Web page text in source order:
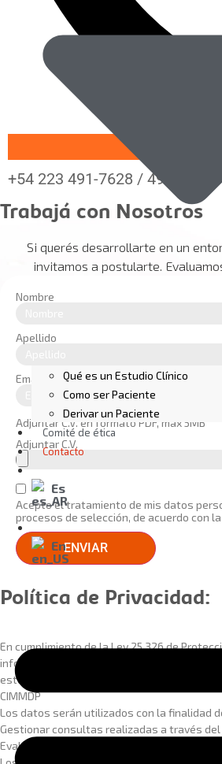
Qué es un Estudio Clínico
Como ser Paciente
Derivar un Paciente
Comité de ética
Contacto
+54 223 491-7628 / 495-6654
Trabajá con Nosotros
Si querés desarrollarte en un
invitamos a postularte.
Nombre
Apellido
Email
Adjuntar C.V. en formato PDF, max 5MB
Adjuntar C.V.
Acepto el tratamiento de mis datos
procesos de selección, de acuerdo con
ENVIAR
Política de Privacidad:
En cumplimiento de la Ley 25.326 de
informamos que los datos personales
este sitio web serán incorporados a una
CIMMDP
Los datos serán utilizados con la finalidad
Gestionar consultas realizadas a través
Evaluar postulaciones laborales presentes